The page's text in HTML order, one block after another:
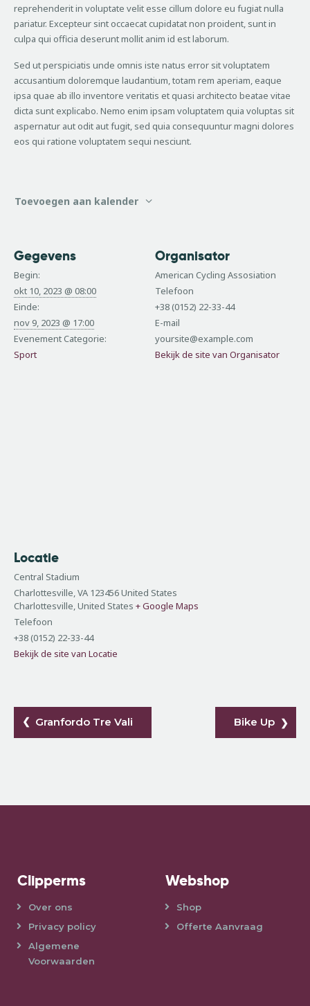
reprehenderit in voluptate velit esse cillum dolore eu fugiat nulla
pariatur. Excepteur sint occaecat cupidatat non proident, sunt in
culpa qui officia deserunt mollit anim id est laborum.
Sed ut perspiciatis unde omnis iste natus error sit voluptatem
accusantium doloremque laudantium, totam rem aperiam, eaque
ipsa quae ab illo inventore veritatis et quasi architecto beatae vitae
dicta sunt explicabo. Nemo enim ipsam voluptatem quia voluptas sit
aspernatur aut odit aut fugit, sed quia consequuntur magni dolores
eos qui ratione voluptatem sequi nesciunt.
Toevoegen aan kalender
Gegevens
Begin:
okt 10, 2023 @ 08:00
Einde:
nov 9, 2023 @ 17:00
Evenement Categorie:
Sport
Organisator
American Cycling Assosiation
Telefoon
+38 (0152) 22-33-44
E-mail
yoursite@example.com
Bekijk de site van Organisator
Locatie
Central Stadium
Charlottesville, VA 123456 United States
Charlottesville United States + Google Maps
Telefoon
+38 (0152) 22-33-44
Bekijk de site van Locatie
Granfordo Tre Vali Bike Up
Clipperms
Over ons
Privacy policy
Algemene
Voorwaarden
Webshop
Shop
Offerte Aanvraag